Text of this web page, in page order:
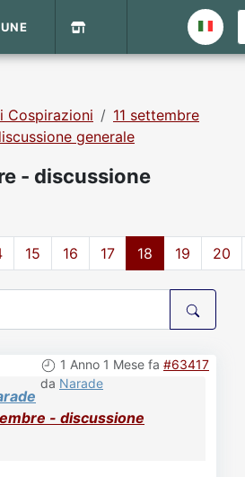
Cospirazioni
11 settembre
generale
- discussione
15 16 17 18 19 20
1 Anno 1 Mese fa #63417
da Narade
- discussione